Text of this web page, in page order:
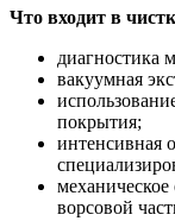
Что входит в
диагностика
вакуумная
покрытия;
интенсивная
ворсовой